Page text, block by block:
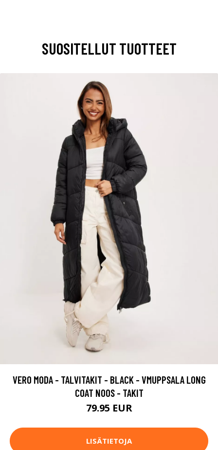
SUOSITELLUT TUOTTEET
VERO MODA - TALVITAKIT - BLACK - VMUPPSALA LONG
COAT NOOS - TAKIT
79.95 EUR
LISÄTIETOJA